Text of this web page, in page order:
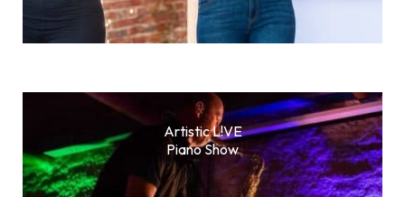
Artistic L!VE
Piano Show